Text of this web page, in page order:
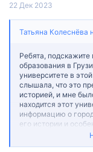
22 Дек 2023
Татьяна Колеснёва
Ребята,
образования в
университете в
слышала, что это
историей, и мне
находится этот
информацию о
его истории и
советы от
университета,